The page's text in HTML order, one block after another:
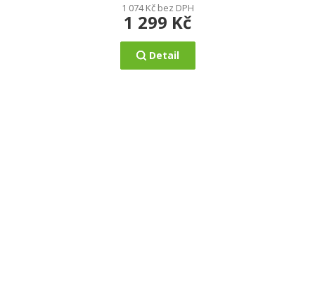
1 074 Kč bez DPH
1 299 Kč
Detail